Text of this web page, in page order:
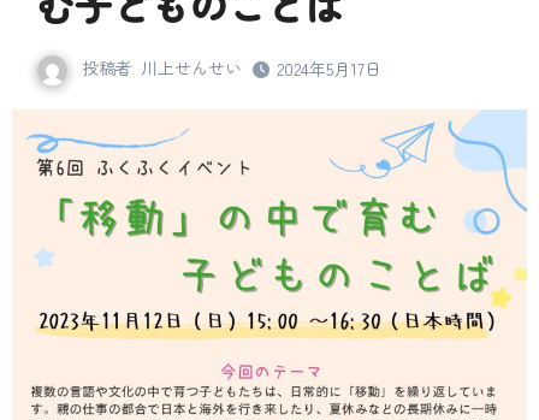
投稿者 川上せんせい 2024年5月17日